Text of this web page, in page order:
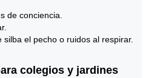
de conciencia.
silba el pecho o ruidos al respirar.
colegios y jardines